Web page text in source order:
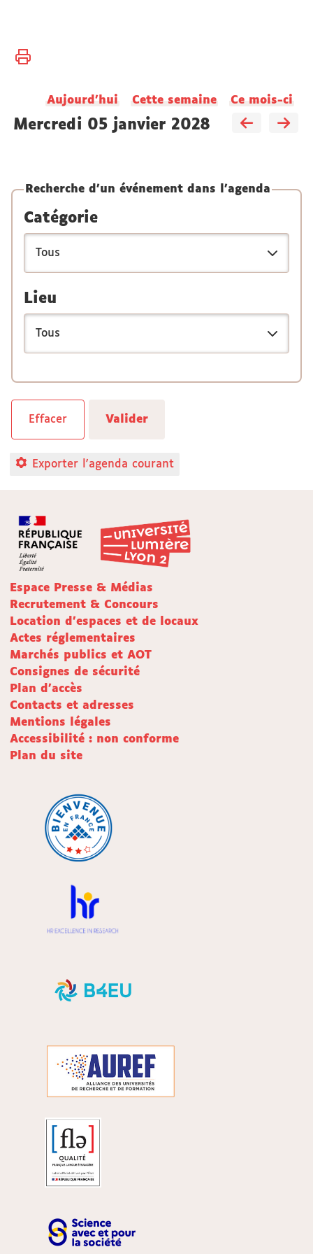
Vous
Accueil
Aujourd'hui Cette semaine Ce mois-ci
mercredi 05 janvier 2028
Recherche d'un événement dans l'agenda
Catégorie
Lieu
Exporter l'agenda courant
Espace Presse & Médias
Recrutement & Concours
Location d'espaces et de locaux
Actes réglementaires
Marchés publics et AOT
Consignes de sécurité
Plan d'accès
Contacts et adresses
Mentions légales
Accessibilité : non conforme
Plan du site